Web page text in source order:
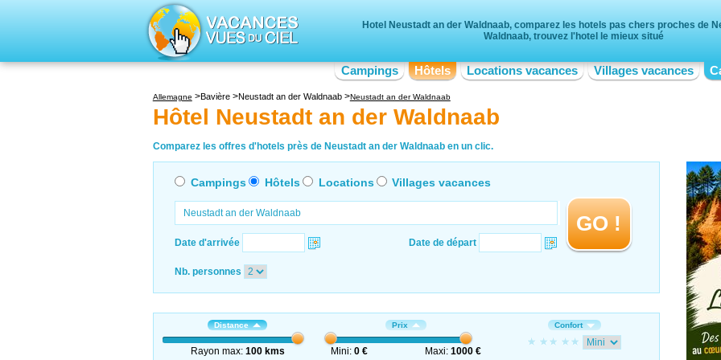
Hotel Neustadt an der Waldnaab, comparez les hotels pas chers proches de
Waldnaab, trouvez l'hotel le mieux situé
Campings Hôtels Locations vacances Villages vacances
Allemagne Bavière Neustadt an der Waldnaab Neustadt an der Waldnaab
Hôtel Neustadt an der Waldnaab
Comparez les offres d'hotels près de Neustadt an der Waldnaab en un clic.
Campings Hôtels Locations Villages vacances
Date d'arrivée Date de départ
GO !
Nb. personnes
Distance
Rayon max: 100 kms
Prix
Mini:0 € Maxi: 1000 €
Confort